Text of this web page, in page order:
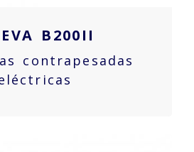
B200II
contrapesadas